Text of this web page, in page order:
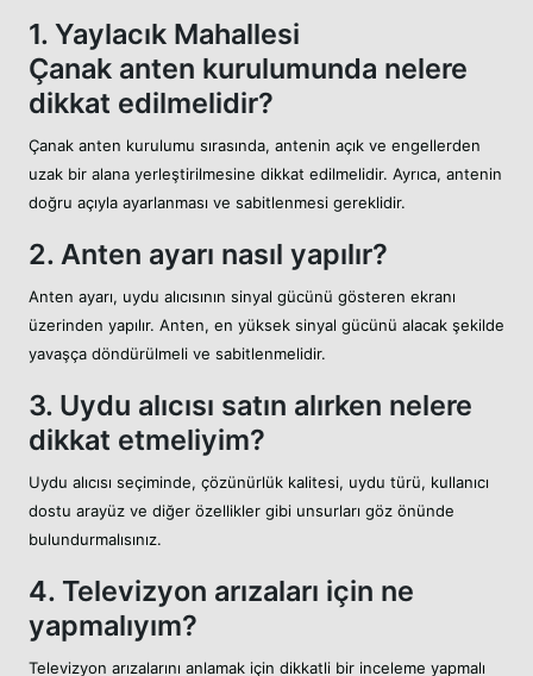
1. Yaylacık Mahallesi
Çanak anten kurulumunda nelere
dikkat edilmelidir?
Çanak anten kurulumu sırasında, antenin açık ve engellerden
uzak bir alana yerleştirilmesine dikkat edilmelidir. Ayrıca, antenin
doğru açıyla ayarlanması ve sabitlenmesi gereklidir.
2. Anten ayarı nasıl yapılır?
Anten ayarı, uydu alıcısının sinyal gücünü gösteren ekranı
üzerinden yapılır. Anten, en yüksek sinyal gücünü alacak şekilde
yavaşça döndürülmeli ve sabitlenmelidir.
3. Uydu alıcısı satın alırken nelere
dikkat etmeliyim?
Uydu alıcısı seçiminde, çözünürlük kalitesi, uydu türü, kullanıcı
dostu arayüz ve diğer özellikler gibi unsurları göz önünde
bulundurmalısınız.
4. Televizyon arızaları için ne
yapmalıyım?
Televizyon arızalarını anlamak için dikkatli bir inceleme yapmalı